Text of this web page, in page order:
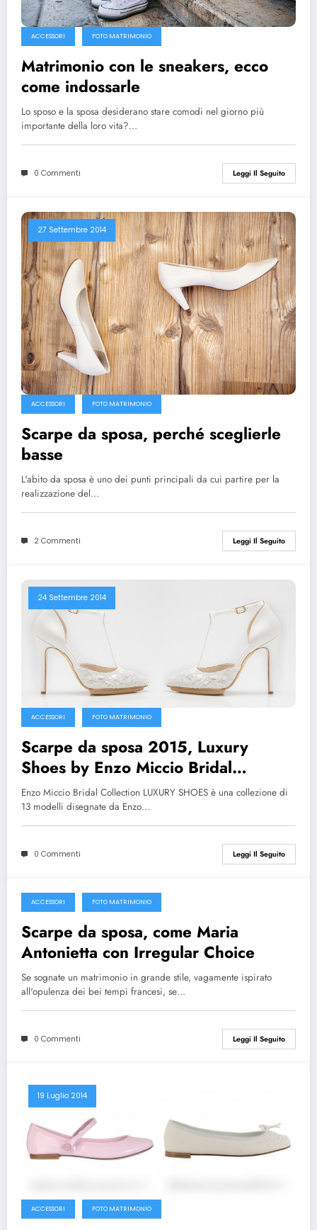
ACCESSORI FOTO MATRIMONIO
Matrimonio con le sneakers, ecco
come indossarle
Lo sposo e la sposa desiderano stare comodi nel giorno più
importante della loro vita?…
0 Commenti Leggi Il Seguito
27 Settembre 2014
ACCESSORI FOTO MATRIMONIO
Scarpe da sposa, perché sceglierle
basse
L'abito da sposa è uno dei punti principali da cui partire per la
realizzazione del…
2 Commenti Leggi Il Seguito
24 Settembre 2014
ACCESSORI FOTO MATRIMONIO
Scarpe da sposa 2015, Luxury
Shoes by Enzo Miccio Bridal
Collection
Enzo Miccio Bridal Collection LUXURY SHOES è una collezione di
13 modelli disegnate da Enzo…
0 Commenti Leggi Il Seguito
14 Settembre 2014
ACCESSORI FOTO MATRIMONIO
Scarpe da sposa, come Maria
Antonietta con Irregular Choice
Se sognate un matrimonio in grande stile, vagamente ispirato
all'opulenza dei bei tempi francesi, se…
0 Commenti Leggi Il Seguito
19 Luglio 2014
ACCESSORI FOTO MATRIMONIO